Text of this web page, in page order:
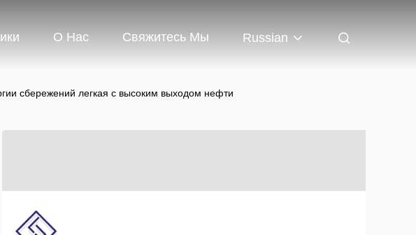
О Нас Свяжитесь Мы Russian
сбережений легкая с высоким выходом нефти